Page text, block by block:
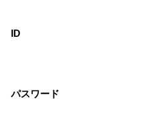
ID
パスワード